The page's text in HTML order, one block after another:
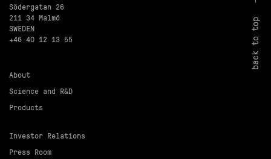
back to top
Södergatan 26
211 34 Malmö
SWEDEN
+46 40 12 13 55
About
Science and R&D
Products
Investor Relations
Press Room